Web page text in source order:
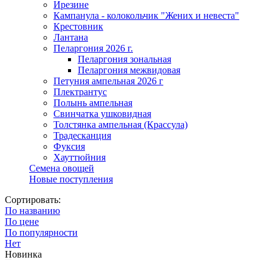
Ирезине
Кампанула - колокольчик "Жених и невеста"
Крестовник
Лантана
Пеларгония 2026 г.
Пеларгония зональная
Пеларгония межвидовая
Петуния ампельная 2026 г
Плектрантус
Полынь ампельная
Свинчатка ушковидная
Толстянка ампельная (Крассула)
Традесканция
Фуксия
Хауттюйния
Семена овощей
Новые поступления
Сортировать:
По названию
По цене
По популярности
Нет
Новинка